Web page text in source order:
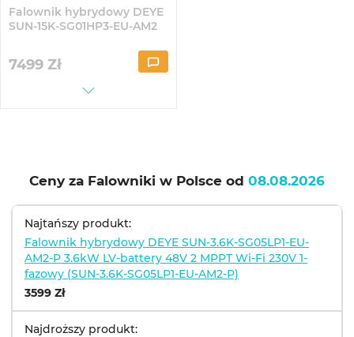
Falownik hybrydowy DEYE
SUN-15K-SG01HP3-EU-AM2
7499 Zł
Ceny za Falowniki w Polsce od 08.08.2026
Najtańszy produkt:
Falownik hybrydowy DEYE SUN-3.6K-SG05LP1-EU-
AM2-P 3.6kW LV-battery 48V 2 MPPT Wi-Fi 230V 1-
fazowy (SUN-3.6K-SG05LP1-EU-AM2-P)
3599 Zł
Najdroższy produkt: